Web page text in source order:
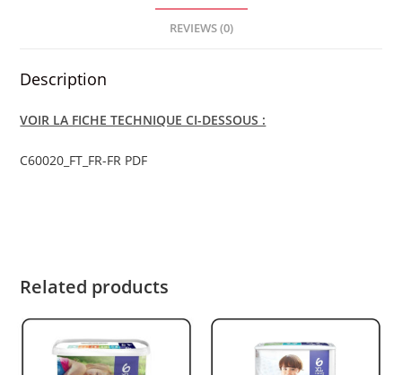
REVIEWS (0)
Description
VOIR LA FICHE TECHNIQUE CI-DESSOUS :
C60020_FT_FR-FR PDF
Related products